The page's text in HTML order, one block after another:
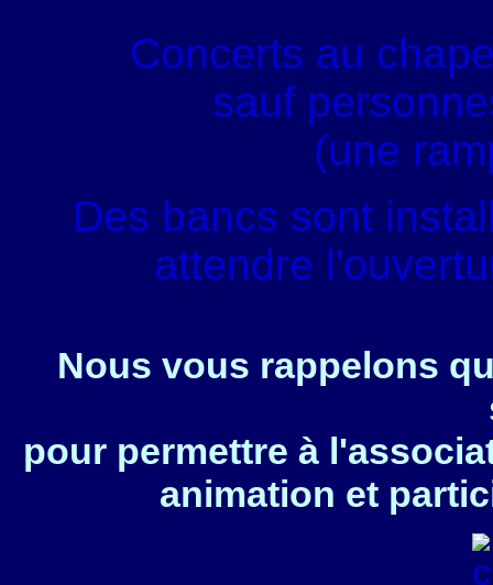
Concerts au
sauf
(une
Des bancs sont
attendre
Nous vous rappelons
pour permettre à
animation et